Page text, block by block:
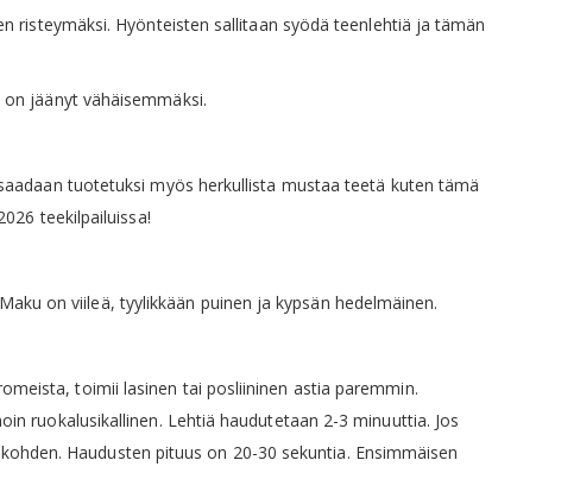
risteymäksi. Hyönteisten sallitaan syödä teenlehtiä ja tämän
jäänyt vähäisemmäksi.
tuotetuksi myös herkullista mustaa teetä kuten tämä
teekilpailuissa!
on viileä, tyylikkään puinen ja kypsän hedelmäinen.
toimii lasinen tai posliininen astia paremmin.
ruokalusikallinen. Lehtiä haudutetaan 2-3 minuuttia. Jos
Haudusten pituus on 20-30 sekuntia. Ensimmäisen